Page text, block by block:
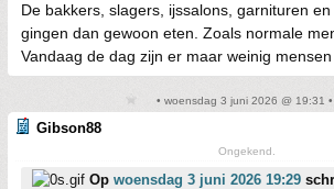
De bakkers, slagers, ijssalons, garnituren
gingen dan gewoon eten. Zoals normale
Vandaag de dag zijn er maar weinig mensen
• woensdag 3 juni 2026 @ 19:31
Gibson88
Ongekend.
Op woensdag 3 juni 2026 19:29